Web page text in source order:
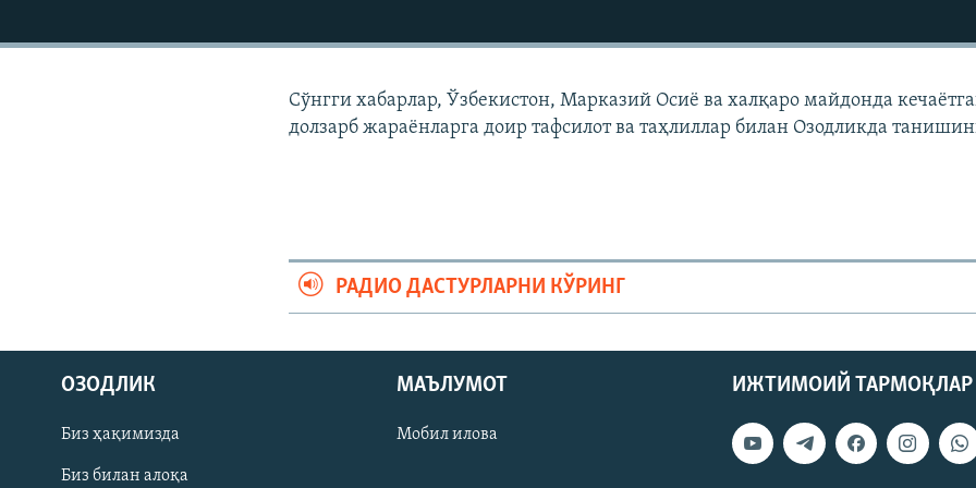
На русском
ИЖТИМОИЙ ТАРМОҚЛАР
Сўнгги хабарлар, Ўзбекистон, Марказий Осиë ва халқаро майдонда
долзарб жараëнларга доир тафсилот ва таҳлиллар билан Озодликда
РАДИО ДАСТУРЛАРНИ КЎРИНГ
ИЖТИМОИЙ ТАРМОҚЛАР
ОЗОДЛИК
Биз ҳақимизда
Биз билан алоқа
МАЪЛУМОТ
Мобил илова